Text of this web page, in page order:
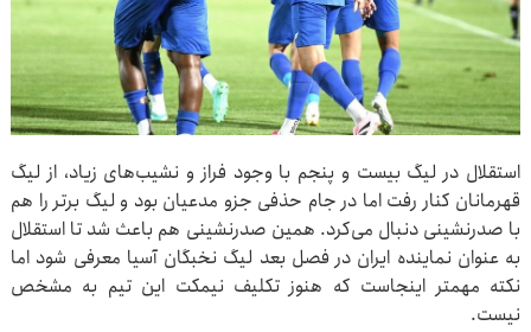
استقلال در لیگ بیست و پنجم با وجود فراز و نشیب‌های زیاد، از لیگ
قهرمانان کنار رفت اما در جام حذفی جزو مدعیان بود و لیگ برتر را هم
با صدرنشینی دنبال می‌کرد. همین صدرنشینی هم باعث شد تا استقلال
به عنوان نماینده ایران در فصل بعد لیگ نخبگان آسیا معرفی شود اما
نکته مهمتر اینجاست که هنوز تکلیف نیمکت این تیم به مشخص
نیست.